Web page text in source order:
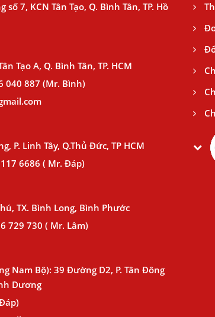
số 7, KCN Tân Tạo, Q. Bình Tân, TP. Hồ
Tạo A, Q. Bình Tân, TP. HCM
040 887 (Mr. Bình)
P. Linh Tây, Q.Thủ Đức, TP HCM
6686 ( Mr. Đáp)
TX. Bình Long, Bình Phước
729 730 ( Mr. Lâm)
Nam Bộ): 39 Đường D2, P. Tân Đông
Dương